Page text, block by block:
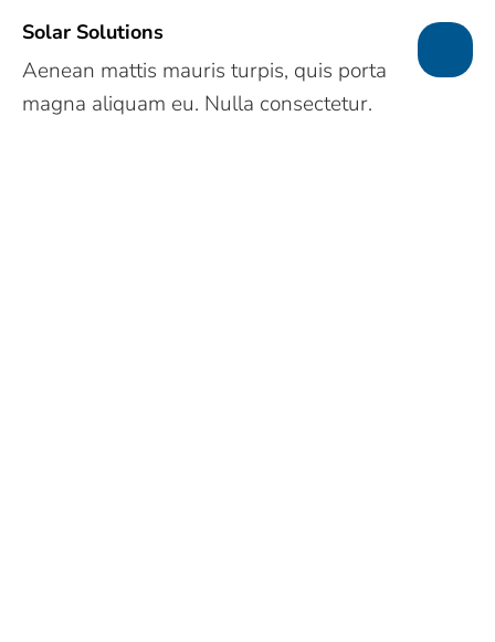
Solar Solutions
Aenean mattis mauris turpis, quis porta
magna aliquam eu. Nulla consectetur.